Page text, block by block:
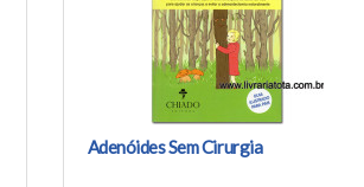
Adenóides Sem Cirurgia